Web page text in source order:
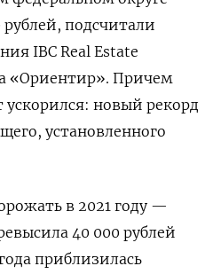
подсчитали
IBC Real Estate
«Ориентир». Причем
ускорился: новый рекорд
установленного
в 2021 году —
40 000 рублей
приблизилась